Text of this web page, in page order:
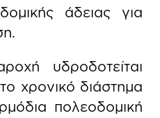
άδειας για
υδροδοτείται
χρονικό διάστημα
πολεοδομική